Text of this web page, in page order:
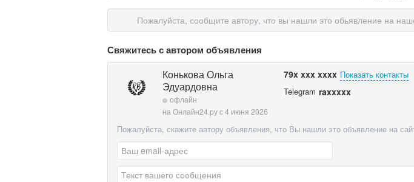
Пожалуйста, сообщите автору, что вы нашли это обьявление на
Свяжитесь с автором объявления
Конькова Ольга
Эдуардовна
офлайн
на Онлайн24.ру с 4 июня 2026
79x xxx xxxx Показать контакты
Telegram raxxxxx
Пожалуйста, скажите автору объявления, что Вы нашли это объявление на